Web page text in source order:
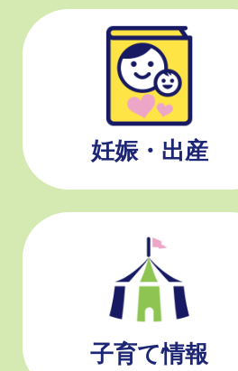
妊娠・出産
子育て情報